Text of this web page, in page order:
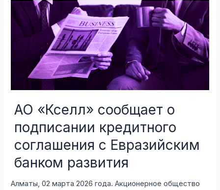
“День
эмитента”
на
KASE
АО «Кселл» сообщает о
подписании кредитного
соглашения с Евразийским
банком развития
Алматы, 02 марта 2026 года. Акционерное общество